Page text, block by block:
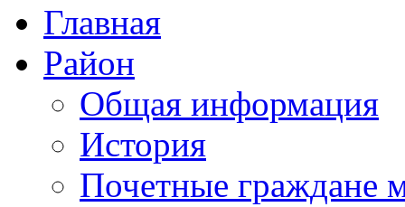
Главная
Район
Общая информация
История
Почетные граждане